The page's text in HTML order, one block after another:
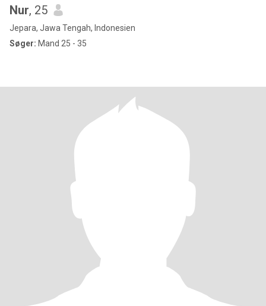
Nur, 25
Jepara, Jawa Tengah, Indonesien
Søger: Mand 25 - 35